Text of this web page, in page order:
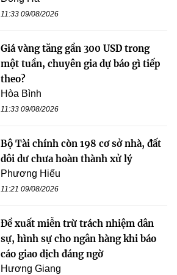
11:33 09/08/2026
Giá vàng tăng gần 300 USD trong
một tuần, chuyên gia dự báo gì tiếp
theo?
Hòa Bình
11:33 09/08/2026
Bộ Tài chính còn 198 cơ sở nhà, đất
dôi dư chưa hoàn thành xử lý
Phương Hiếu
11:21 09/08/2026
Đề xuất miễn trừ trách nhiệm dân
sự, hình sự cho ngân hàng khi báo
cáo giao dịch đáng ngờ
Hương Giang